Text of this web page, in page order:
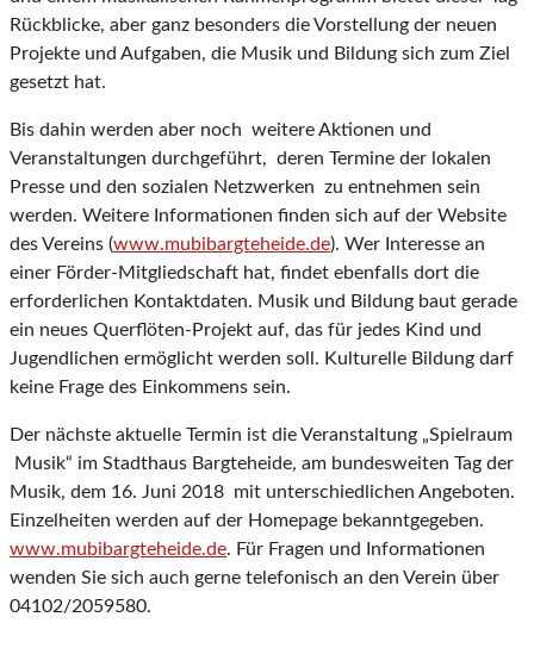
Rückblicke, aber ganz besonders die Vorstellung der neuen
Projekte und Aufgaben, die Musik und Bildung sich zum Ziel
gesetzt hat.
Bis dahin werden aber noch weitere Aktionen und
Veranstaltungen durchgeführt, deren Termine der lokalen
Presse und den sozialen Netzwerken zu entnehmen sein
werden. Weitere Informationen finden sich auf der Website
des Vereins (www.mubibargteheide.de). Wer Interesse an
einer Förder-Mitgliedschaft hat, findet ebenfalls dort die
erforderlichen Kontaktdaten. Musik und Bildung baut gerade
ein neues Querflöten-Projekt auf, das für jedes Kind und
Jugendlichen ermöglicht werden soll. Kulturelle Bildung darf
keine Frage des Einkommens sein.
Der nächste aktuelle Termin ist die Veranstaltung „Spielraum
Musik“ im Stadthaus Bargteheide, am bundesweiten Tag der
Musik, dem 16. Juni 2018 mit unterschiedlichen Angeboten.
Einzelheiten werden auf der Homepage bekanntgegeben.
www.mubibargteheide.de. Für Fragen und Informationen
wenden Sie sich auch gerne telefonisch an den Verein über
04102/2059580.